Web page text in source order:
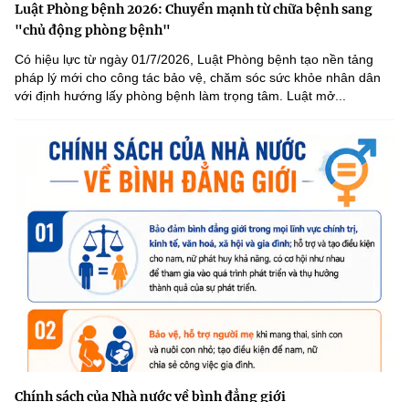
Luật Phòng bệnh 2026: Chuyển mạnh từ chữa bệnh sang
"chủ động phòng bệnh"
Có hiệu lực từ ngày 01/7/2026, Luật Phòng bệnh tạo nền tảng
pháp lý mới cho công tác bảo vệ, chăm sóc sức khỏe nhân dân
với định hướng lấy phòng bệnh làm trọng tâm. Luật mở...
Chính sách của Nhà nước về bình đẳng giới